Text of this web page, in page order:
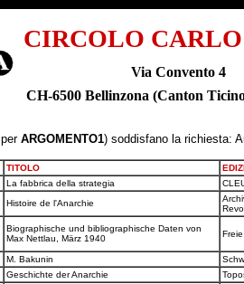
CIRCOLO
Via Convento 4
CH-6500 Bellinzona (Canton
ARGOMENTO1) soddisfano la richiesta:
TITOLO
La fabbrica della strategia
Histoire de l'Anarchie
Biographische und bibliographische Daten von
Max Nettlau, März 1940
M. Bakunin
Geschichte der Anarchie